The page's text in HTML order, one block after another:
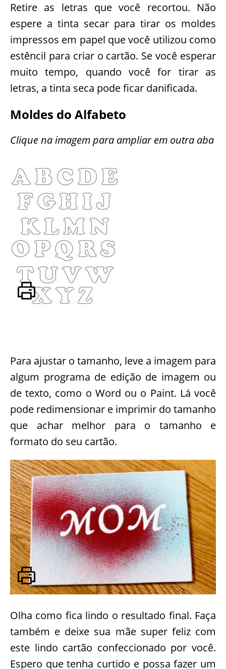
Retire as letras que você recortou. Não
espere a tinta secar para tirar os moldes
impressos em papel que você utilizou como
estêncil para criar o cartão. Se você esperar
muito tempo, quando você for tirar as
letras, a tinta seca pode ficar danificada.
Moldes do Alfabeto
Clique na imagem para ampliar em outra aba
Para ajustar o tamanho, leve a imagem para
algum programa de edição de imagem ou
de texto, como o Word ou o Paint. Lá você
pode redimensionar e imprimir do tamanho
que achar melhor para o tamanho e
formato do seu cartão.
Olha como fica lindo o resultado final. Faça
também e deixe sua mãe super feliz com
este lindo cartão confeccionado por você.
Espero que tenha curtido e possa fazer um